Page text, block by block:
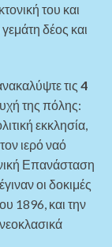
του και
δέος και
τις 4
της πόλης:
εκκλησία,
ιερό ναό
Επανάσταση
οι δοκιμές
1896, και την